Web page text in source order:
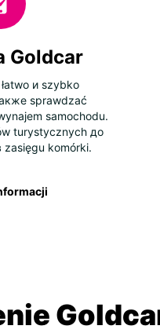
Goldcar
и szybko
sprawdzać
samochodu.
turystycznych до
komórki.